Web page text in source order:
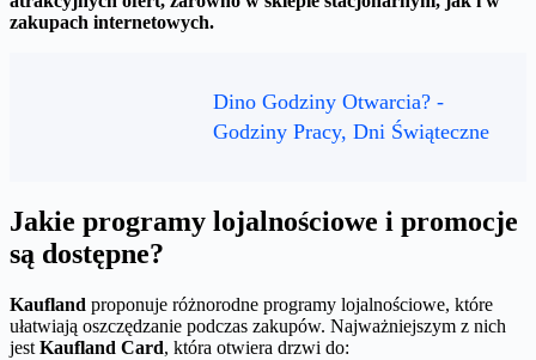
zakupach internetowych.
Dino Godziny Otwarcia? -
Godziny Pracy, Dni Świąteczne
Jakie programy lojalnościowe i promocje
są dostępne?
Kaufland proponuje różnorodne programy lojalnościowe, które
ułatwiają oszczędzanie podczas zakupów. Najważniejszym z nich
jest Kaufland Card, która otwiera drzwi do: